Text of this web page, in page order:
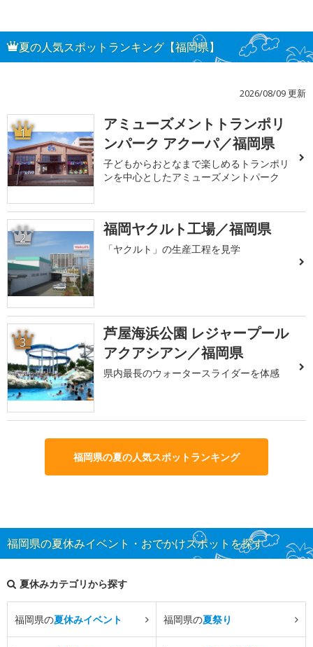
夏の人気スポットランキング【福岡県】
2026/08/09 更新
1
アミューズメントトランポリ
ンパーク アクーパ／福岡県
子どもからおとなまで楽しめるトランポリ
ンを中心としたアミューズメントパーク
2 福岡ヤクルト工場／福岡県
「ヤクルト」の生産工程を見学
3
芦屋海浜公園 レジャープール
アクアシアン／福岡県
県内最長のウォータースライダーを体感
福岡県の夏の人気スポットランキング
福岡県の夏休みイベント・おでかけスポットを探す
夏休みカテゴリから探す
福岡県の夏休みイベント 福岡県の夏祭り